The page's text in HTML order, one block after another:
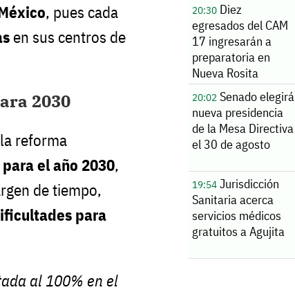
, pues cada
en sus centros de
2030
reforma
el año 2030,
de tiempo,
para
al 100% en el
20:30 Diez
egresados del CAM
17 ingresarán a
preparatoria en
Nueva Rosita
20:02 Senado elegirá
nueva presidencia
de la Mesa Directiva
el 30 de agosto
19:54 Jurisdicción
Sanitaria acerca
servicios médicos
gratuitos a Agujita